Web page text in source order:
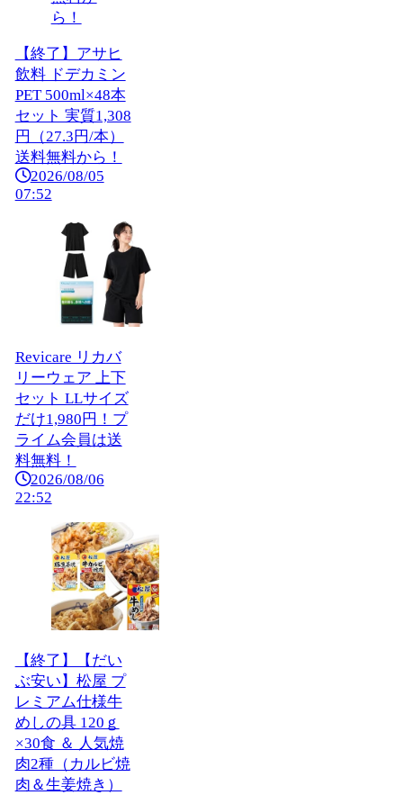
【終了】アサヒ
飲料 ドデカミン
PET 500ml×48本
セット 実質1,308
円（27.3円/本）
送料無料から！
2026/08/05
07:52
Revicare リカバ
リーウェア 上下
セット LLサイズ
だけ1,980円！プ
ライム会員は送
料無料！
2026/08/06
22:52
【終了】【だい
ぶ安い】松屋 プ
レミアム仕様牛
めしの具 120ｇ
×30食 ＆ 人気焼
肉2種（カルビ焼
肉＆生姜焼き）